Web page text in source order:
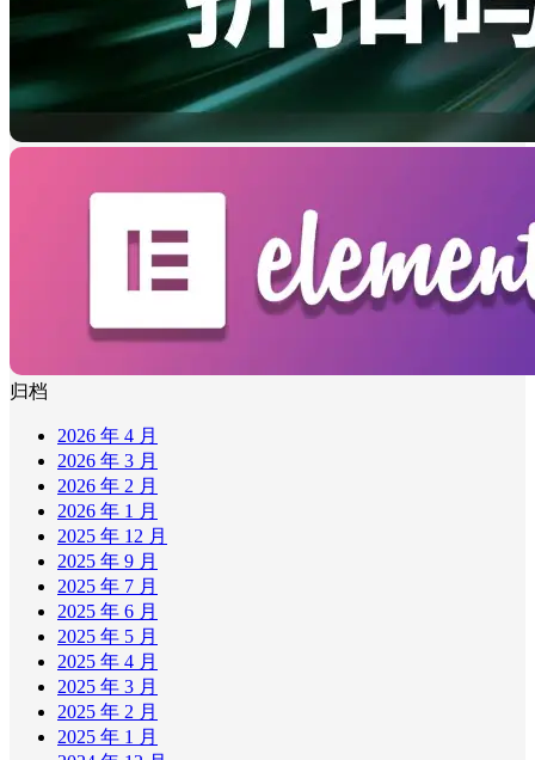
归档
2026 年 4 月
2026 年 3 月
2026 年 2 月
2026 年 1 月
2025 年 12 月
2025 年 9 月
2025 年 7 月
2025 年 6 月
2025 年 5 月
2025 年 4 月
2025 年 3 月
2025 年 2 月
2025 年 1 月